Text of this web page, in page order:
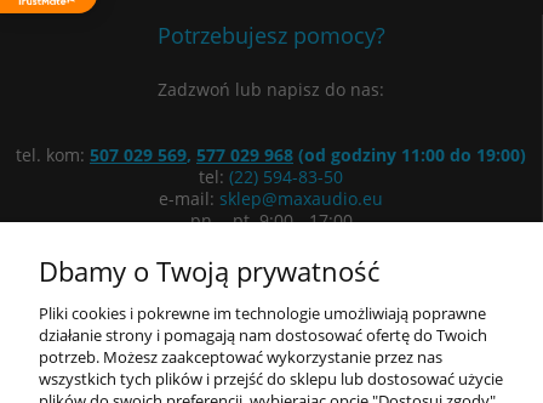
Potrzebujesz pomocy?
Zadzwoń lub napisz do nas:
tel. kom: 507 029 569, 577 029 968 (od godziny 11:00 do 19:00)
tel: (22) 594-83-50
e-mail: sklep@maxaudio.eu
pn. - pt. 9:00 - 17:00
ul. Łuki Wielkie 3/5, 02-434 Warszawa
Wyznacz trasę
Informacje
Dbamy o Twoją prywatność
Pliki cookies i pokrewne im technologie umożliwiają poprawne
działanie strony i pomagają nam dostosować ofertę do Twoich
potrzeb. Możesz zaakceptować wykorzystanie przez nas
wszystkich tych plików i przejść do sklepu lub dostosować użycie